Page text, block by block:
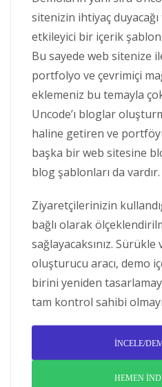
sitenizin ihtiyaç
etkileyici bir içerik
Bu sayede web sitenize
portfolyo ve çevrimiçi
eklemeniz bu temayla
Uncode’ı bloglar
haline getiren ve
başka bir web sitesine
blog şablonları da vardır.
Ziyaretçilerinizin
bağlı olarak
sağlayacaksınız. Sürükle
oluşturucu aracı, demo
birini yeniden
tam kontrol sahibi
İNCELE/
HEMEN